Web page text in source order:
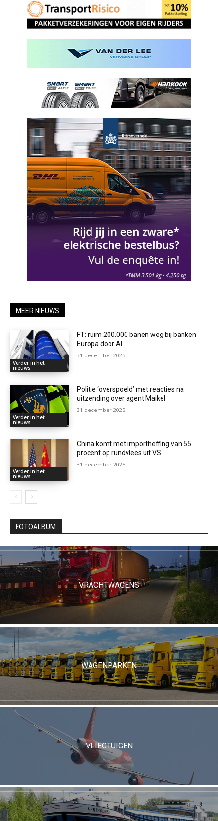
MEER NIEUWS
Verder in het
nieuws
FT: ruim 200.000 banen weg bij banken
Europa door AI
31 december 2025
Verder in het
nieuws
Politie ‘overspoeld’ met reacties na
uitzending over agent Maikel
31 december 2025
Verder in het
nieuws
China komt met importheffing van 55
procent op rundvlees uit VS
31 december 2025
FOTOALBUM
VRACHTWAGENS
WAGENPARKEN
VLIEGTUIGEN